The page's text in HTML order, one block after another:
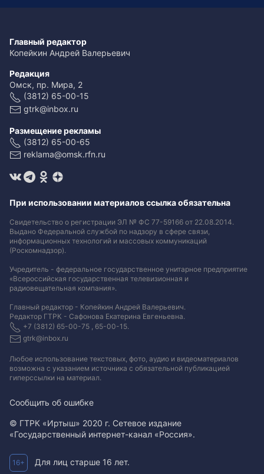
Главный редактор
Копейкин Андрей Валерьевич
Редакция
Омск, пр. Мира, 2
(3812) 65-00-15
gtrk@inbox.ru
Размещение рекламы
(3812) 65-00-65
reklama@omsk.rfn.ru
При использовании материалов ссылка обязательна
Свидетельство о регистрации ЭЛ № ФС 77-59166 от 22.08.2014.
Выдано Федеральной службой по надзору в сфере связи,
информационных технологий и массовых коммуникаций
(Роскомнадзор).
Учредитель - федеральное государственное унитарное предприятие
«Всероссийская государственная телевизионная и
радиовещательная компания».
Главный редактор - Копейкин Андрей Валерьевич.
Редактор ГТРК - Сафонова Екатерина Евгеньевна.
+7 (3812) 65-00-75 , 65-00-15.
gtrk@inbox.ru
Любое использование текстовых, фото, аудио и видеоматериалов
возможна с указанием источника с обязательной публикацией
гиперссылки на материал.
Сообщить об ошибке
© ГТРК «Иртыш» 2020 г. Сетевое издание
«Государственный интернет-канал «Россия».
16+ Для лиц старше 16 лет.